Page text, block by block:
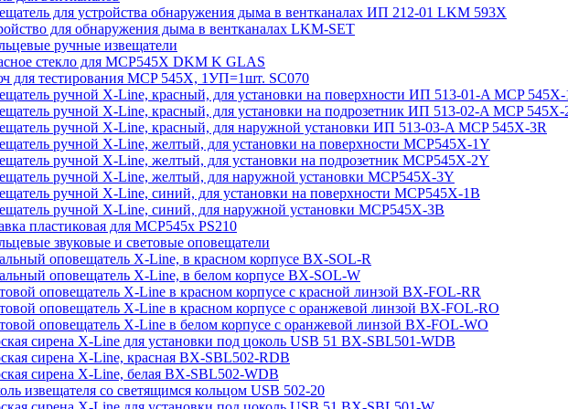
для устройства обнаружения дыма в вентканалах ИП 212-01 LKM 593X
для обнаружения дыма в вентканалах LKM-SET
ручные извещатели
стекло для MCP545Х DKM K GLAS
для тестирования MCP 545X, 1УП=1шт. SC070
ручной X-Line, красный, для установки на поверхности ИП 513-01-A MCP 545X-
ручной X-Line, красный, для установки на подрозетник ИП 513-02-A MCP 545X-
ручной X-Line, красный, для наружной установки ИП 513-03-A MCP 545X-3R
ручной X-Line, желтый, для установки на поверхности MCP545X-1Y
ручной X-Line, желтый, для установки на подрозетник MCP545X-2Y
ручной X-Line, желтый, для наружной установки MCP545X-3Y
ручной X-Line, синий, для установки на поверхности MCP545X-1B
ручной X-Line, синий, для наружной установки MCP545X-3B
пластиковая для MCP545х PS210
звуковые и световые оповещатели
оповещатель X-Line, в красном корпусе BX-SOL-R
оповещатель X-Line, в белом корпусе BX-SOL-W
оповещатель X-Line в красном корпусе с красной линзой BX-FOL-RR
оповещатель X-Line в красном корпусе с оранжевой линзой BX-FOL-RO
оповещатель X-Line в белом корпусе с оранжевой линзой BX-FOL-WO
сирена X-Line для установки под цоколь USB 51 BX-SBL501-WDB
сирена X-Line, красная BX-SBL502-RDB
сирена X-Line, белая BX-SBL502-WDB
извещателя со светящимся кольцом USB 502-20